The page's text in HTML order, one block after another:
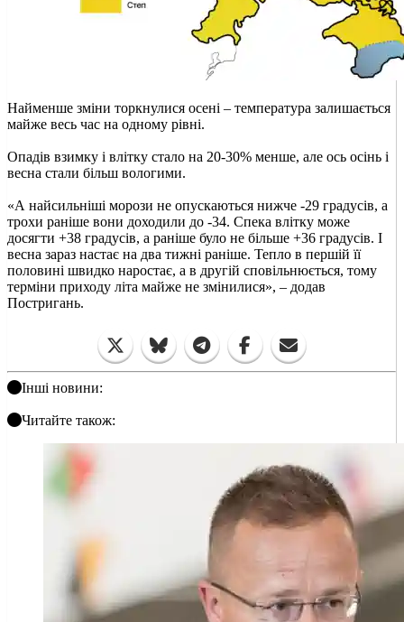
Найменше зміни торкнулися осені – температура залишається
майже весь час на одному рівні.
Опадів взимку і влітку стало на 20-30% менше, але ось осінь і
весна стали більш вологими.
«А найсильніші морози не опускаються нижче -29 градусів, а
трохи раніше вони доходили до -34. Спека влітку може
досягти +38 градусів, а раніше було не більше +36 градусів. І
весна зараз настає на два тижні раніше. Тепло в першій її
половині швидко наростає, а в другій сповільнюється, тому
терміни приходу літа майже не змінилися», – додав
Постригань.
Інші новини:
Читайте також: